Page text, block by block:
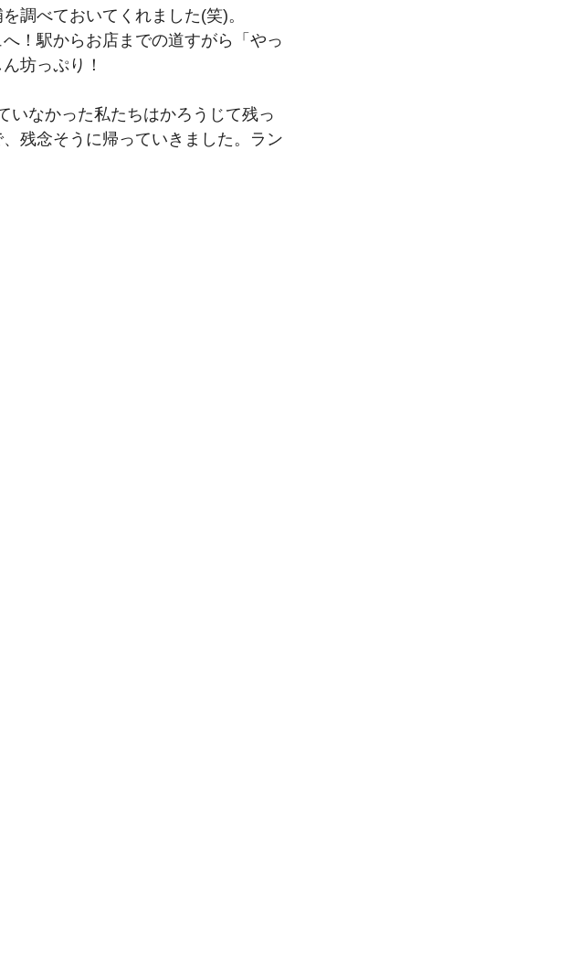
調べておいてくれました(笑)。
！駅からお店までの道すがら「やっ
坊っぷり！
いなかった私たちはかろうじて残っ
残念そうに帰っていきました。ラン